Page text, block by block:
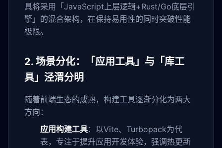
具将采用「JavaScript上层逻辑+Rust/Go底层引
擎」的混合架构，在保持易用性的同时突破性能
极限。
2. 场景分化：「应用工具」与「库工
具」泾渭分明
随着前端生态的成熟，构建工具逐渐分化为两大
方向：
应用构建工具：以Vite、Turbopack为代
表，专注于提升应用开发体验，强调热更新